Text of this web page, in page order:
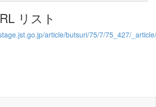
リスト
article/butsuri/75/7/75_427/